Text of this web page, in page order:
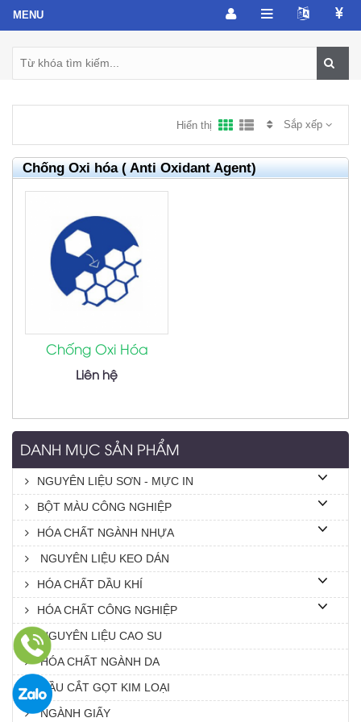
Sắp xếp
Hiển thị
Chống Oxi hóa ( Anti Oxidant Agent)
Chống Oxi Hóa
Liên hệ
DANH MỤC SẢN PHẨM
NGUYÊN LIỆU SƠN - MỰC IN
BỘT MÀU CÔNG NGHIỆP
HÓA CHẤT NGÀNH NHỰA
NGUYÊN LIỆU KEO DÁN
HÓA CHẤT DẦU KHÍ
HÓA CHẤT CÔNG NGHIỆP
NGUYÊN LIỆU CAO SU
HÓA CHẤT NGÀNH DA
DẦU CẮT GỌT KIM LOẠI
NGÀNH GIẤY